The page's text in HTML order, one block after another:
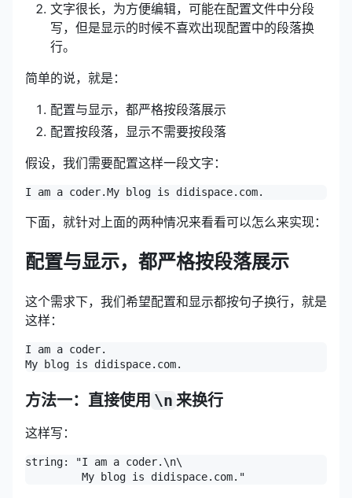
文字很长，为方便编辑，可能在配置文件中分段
写，但是显示的时候不喜欢出现配置中的段落换
行。
简单的说，就是：
配置与显示，都严格按段落展示
配置按段落，显示不需要按段落
假设，我们需要配置这样一段文字：
下面，就针对上面的两种情况来看看可以怎么来实现：
配置与显示，都严格按段落展示
这个需求下，我们希望配置和显示都按句子换行，就是
这样：
I am a coder.
方法一：直接使用 \n 来换行
这样写：
string: "I am a coder.\n\